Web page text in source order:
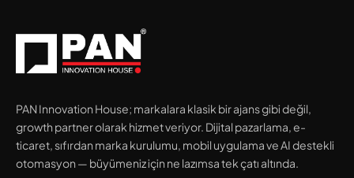
PAN Innovation House; markalara klasik bir ajans gibi değil,
growth partner olarak hizmet veriyor. Dijital pazarlama, e-
ticaret, sıfırdan marka kurulumu, mobil uygulama ve AI destekli
otomasyon — büyümeniz için ne lazımsa tek çatı altında.